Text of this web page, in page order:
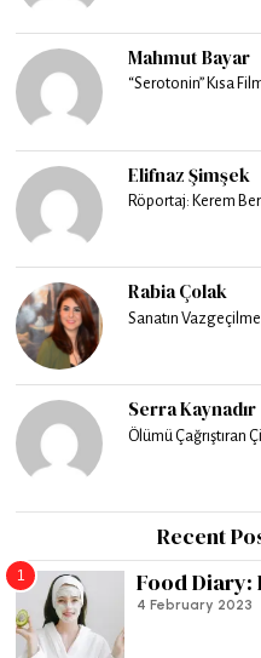
Mahmut Bayar
“Serotonin” Kısa
Elifnaz Şimşek
Röportaj: Kerem
Rabia Çolak
Sanatın
Serra Kaynadır
Ölümü Çağrıştıran
Recent
1 Food Diary:
4 February 2023